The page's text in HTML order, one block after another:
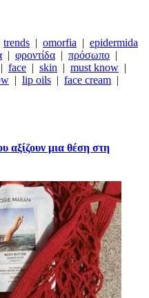
trends | omorfia | epidermida
| φροντίδα | πρόσωπο |
| face | skin | must know |
| lip oils | face cream |
αξίζουν μια θέση στη